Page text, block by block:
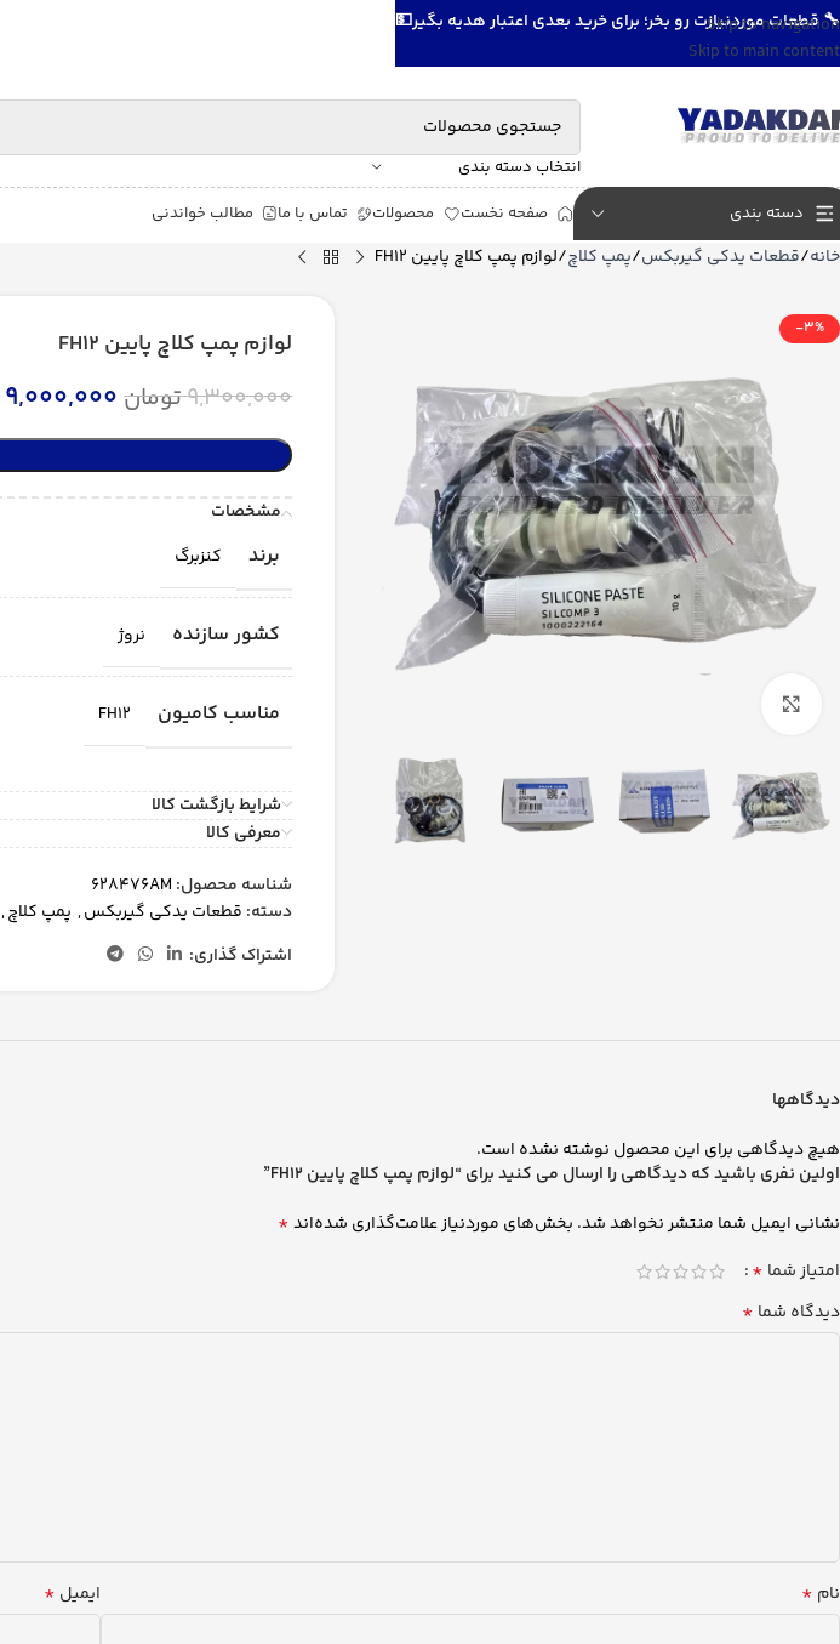
Skip to navigation
Skip to main content
انتخاب دسته بندی
دسته بندی صفحه نخست محصولات تماس با ما مطالب خواندنی
خانه قطعات یدکی گیربکس پمپ کلاچ لوازم پمپ کلاچ پایین FH12
-3% لوازم پمپ کلاچ پایین FH12
9,300,000تومان 9,000,000
مشخصات
برند کنزبرگ
کشور سازنده نروژ
مناسب کامیون FH12
شرایط بازگشت کالا
معرفی کالا
شناسه محصول: 628476AM
دسته: قطعات یدکی گیربکس, پمپ کلاچ,
اشتراک گذاری:
دیدگاهها
هیچ دیدگاهی برای این محصول نوشته نشده است.
اولین نفری باشید که دیدگاهی را ارسال می کنید برای “لوازم پمپ کلاچ پایین FH12”
نشانی ایمیل شما منتشر نخواهد شد. بخش‌های موردنیاز علامت‌گذاری شده‌اند*
امتیاز شما *
دیدگاه شما *
نام * ایمیل *
🔧 قطعات موردنیازت رو بخر؛ برای خرید بعدی اعتبار هدیه بگیر💵